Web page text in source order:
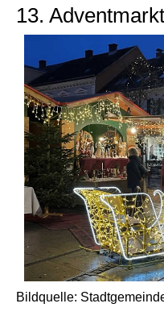
13.
Bildquelle: